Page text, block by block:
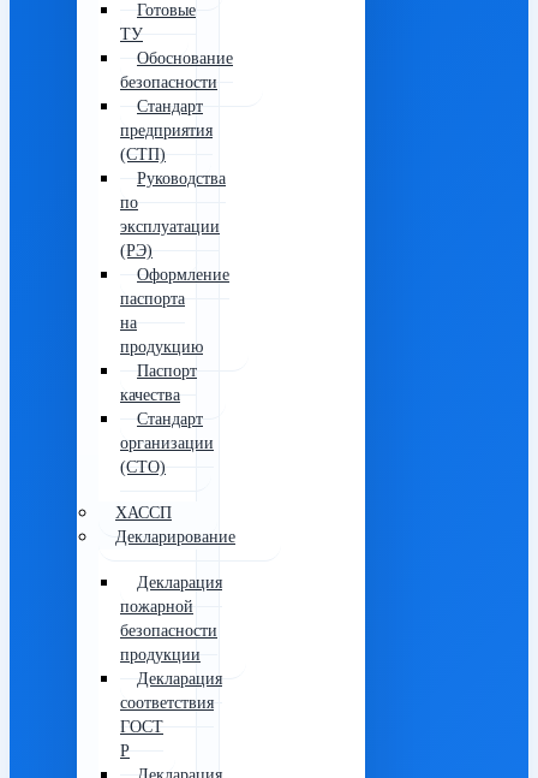
Готовые
ТУ
Обоснование
безопасности
Стандарт
предприятия
(СТП)
Руководства
по
эксплуатации
(РЭ)
Оформление
паспорта
на
продукцию
Паспорт
качества
Стандарт
организации
(СТО)
ХАССП
Декларирование
Декларация
пожарной
безопасности
продукции
Декларация
соответствия
ГОСТ
Р